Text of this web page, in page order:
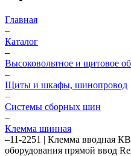
Главная
–
Каталог
–
Высоковольтное и щитовое
–
Щиты и шкафы, шинопровод
–
Системы сборных шин
–
Клемма шинная
–11-2251 | Клемма вводная
оборудования прямой ввод